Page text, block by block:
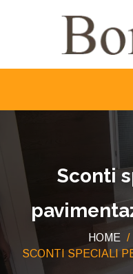
Sconti
HOME
SCONTI SPECIALI